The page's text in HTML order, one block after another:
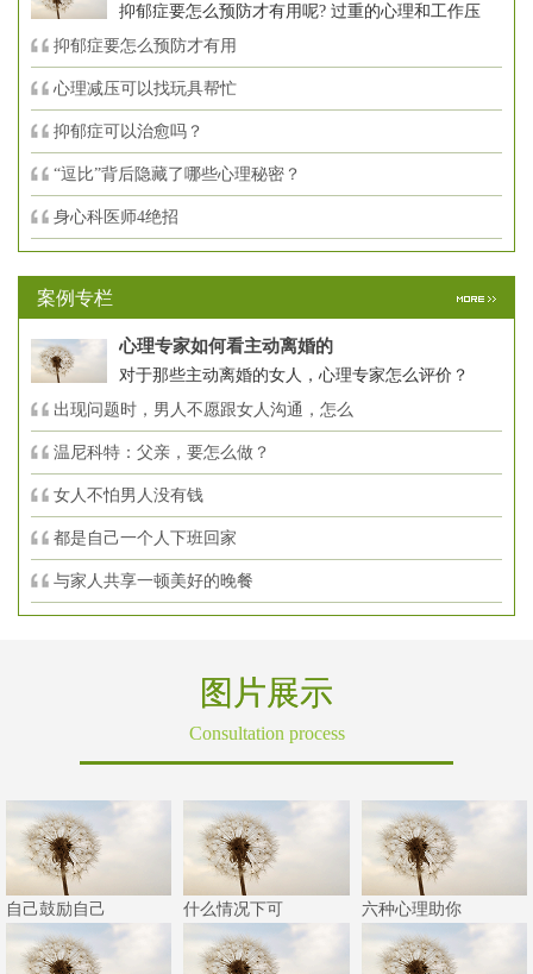
抑郁症要怎么预防才有用呢? 过重的心理和工作压
抑郁症要怎么预防才有用
心理减压可以找玩具帮忙
抑郁症可以治愈吗？
“逗比”背后隐藏了哪些心理秘密？
身心科医师4绝招
案例专栏
心理专家如何看主动离婚的
对于那些主动离婚的女人，心理专家怎么评价？
出现问题时，男人不愿跟女人沟通，怎么
温尼科特：父亲，要怎么做？
女人不怕男人没有钱
都是自己一个人下班回家
与家人共享一顿美好的晚餐
图片展示
Consultation process
自己鼓励自己 什么情况下可 六种心理助你